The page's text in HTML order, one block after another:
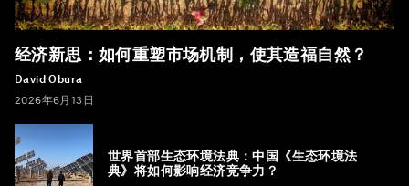
经济新思：如何重塑市场机制，使其造福自然？
David Obura
2026年6月13日
世界首部生态环境法典：中国《生态环境法
典》将如何影响经济竞争力？